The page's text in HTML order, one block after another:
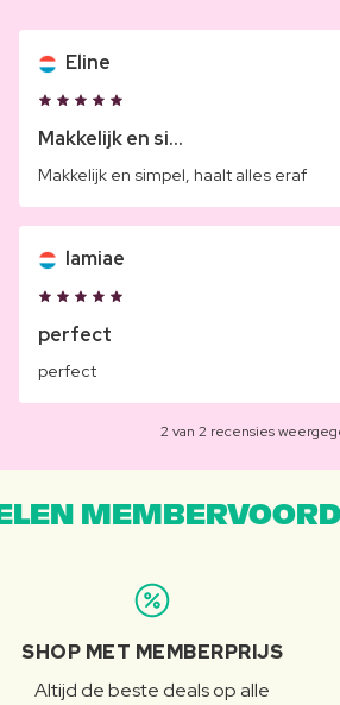
Eline
Makkelijk en si...
Makkelijk en simpel, haalt alles eraf
lamiae
perfect
perfect
2 van 2 recensies
SHOP MET MEMBERPRIJS
Altijd de beste deals op alle